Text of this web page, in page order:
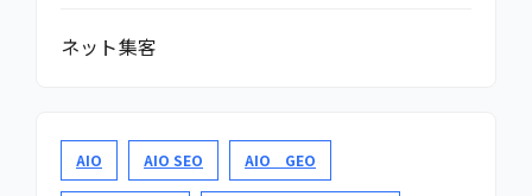
ネット集客
AIO AIO SEO AIO GEO